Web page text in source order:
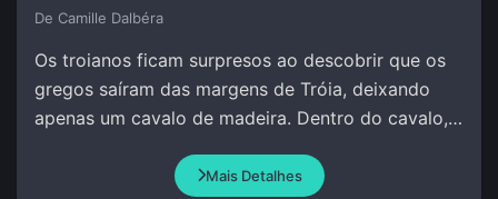
De Camille Dalbéra
Os troianos ficam surpresos ao descobrir que os
gregos saíram das margens de Tróia, deixando
apenas um cavalo de madeira. Dentro do cavalo,
Mais Detalhes